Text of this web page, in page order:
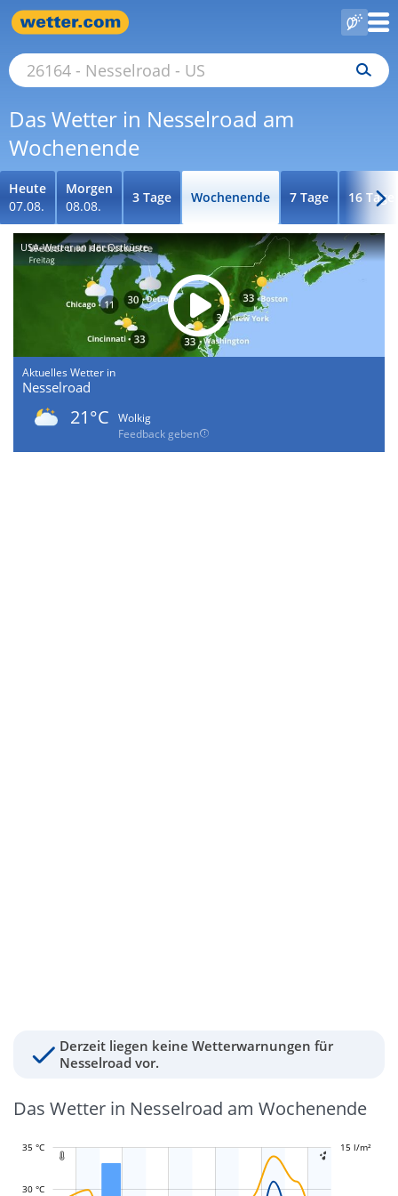
Das Wetter in Nesselroad am
Wochenende
Heute
07.08.
Morgen
08.08.
3 Tage Wochenende 7 Tage 16 Tage
USA-Wetter an der Ostküste
Aktuelles Wetter in
Nesselroad
21°C
Wolkig
Feedback geben
Derzeit liegen keine Wetterwarnungen für
Nesselroad vor.
Das Wetter in Nesselroad am Wochenende
 
35 °C
30 °C
-4 l/m²
-2 l/m²
2 l/m²
4 l/m²
20 l/m²
15 l/m²
-5 l/m²
-10 l/m²